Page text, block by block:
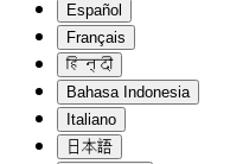
Español
Français
हिन्दी
Bahasa Indonesia
Italiano
日本語